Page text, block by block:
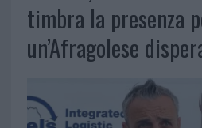
timbra la presenza
un’Afragolese